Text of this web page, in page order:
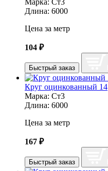
Длина: 6000
Цена за метр
104 ₽
Быстрый заказ
Круг оцинкованный 14
Марка: Ст3
Длина: 6000
Цена за метр
167 ₽
Быстрый заказ